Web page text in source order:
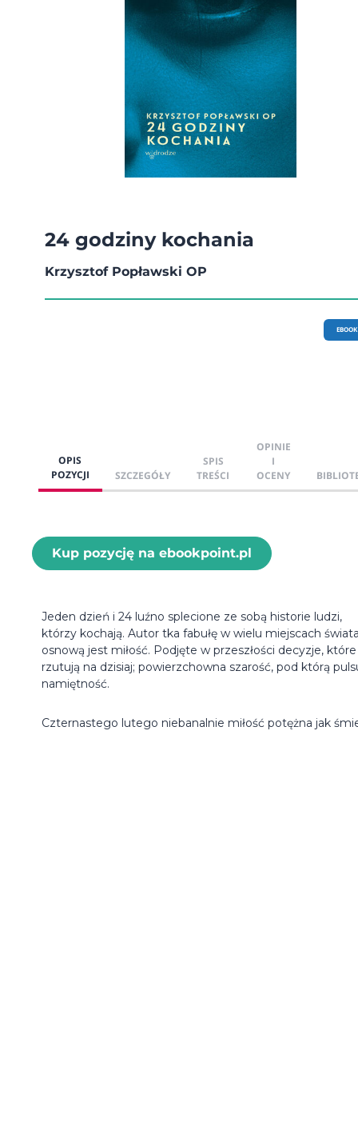
24 godziny kochania
Krzysztof Popławski OP
EBOOK
OPIS
POZYCJI
SZCZEGÓŁY
SPIS
TREŚCI
OPINIE
I
OCENY
Kup pozycję na ebookpoint.pl
Jeden dzień i 24 luźno splecione ze sobą historie ludzi,
którzy kochają. Autor tka fabułę w wielu miejscach
osnową jest miłość. Podjęte w przeszłości decyzje, które
rzutują na dzisiaj; powierzchowna szarość, pod którą
namiętność.
Czternastego lutego niebanalnie miłość potężna jak